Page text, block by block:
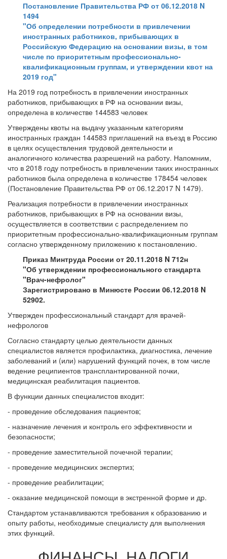
Постановление Правительства РФ от 06.12.2018 N
1494
"Об определении потребности в привлечении
иностранных работников, прибывающих в
Российскую Федерацию на основании визы, в том
числе по приоритетным профессионально-
квалификационным группам, и утверждении квот на
2019 год"
На 2019 год потребность в привлечении иностранных
работников, прибывающих в РФ на основании визы,
определена в количестве 144583 человек
Утверждены квоты на выдачу указанным категориям
иностранных граждан 144583 приглашений на въезд в Россию
в целях осуществления трудовой деятельности и
аналогичного количества разрешений на работу. Напомним,
что в 2018 году потребность в привлечении таких иностранных
работников была определена в количестве 178454 человек
(Постановление Правительства РФ от 06.12.2017 N 1479).
Реализация потребности в привлечении иностранных
работников, прибывающих в РФ на основании визы,
осуществляется в соответствии с распределением по
приоритетным профессионально-квалификационным группам
согласно утвержденному приложению к постановлению.
Приказ Минтруда России от 20.11.2018 N 712н
"Об утверждении профессионального стандарта
"Врач-нефролог"
Зарегистрировано в Минюсте России 06.12.2018 N
52902.
Утвержден профессиональный стандарт для врачей-
нефрологов
Согласно стандарту целью деятельности данных
специалистов является профилактика, диагностика, лечение
заболеваний и (или) нарушений функций почек, в том числе
ведение реципиентов трансплантированной почки,
медицинская реабилитация пациентов.
В функции данных специалистов входит:
- проведение обследования пациентов;
- назначение лечения и контроль его эффективности и
безопасности;
- проведение заместительной почечной терапии;
- проведение медицинских экспертиз;
- проведение реабилитации;
- оказание медицинской помощи в экстренной форме и др.
Стандартом устанавливаются требования к образованию и
опыту работы, необходимые специалисту для выполнения
этих функций.